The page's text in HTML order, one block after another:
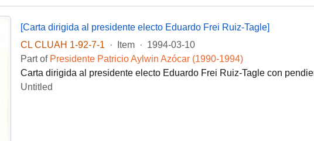
[Carta dirigida al presidente electo Eduardo Frei Ruiz-Tagle]
CL CLUAH 1-92-7-1
· Item · 1994-03-10
Part of Presidente Patricio Aylwin Azócar (1990-1994)
Carta dirigida al presidente electo Eduardo Frei Ruiz-Tagle con
Untitled